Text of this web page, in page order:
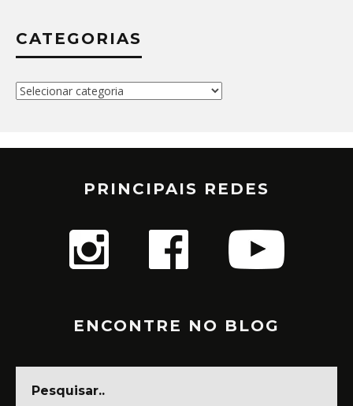
CATEGORIAS
Categorias
PRINCIPAIS REDES
ENCONTRE NO BLOG